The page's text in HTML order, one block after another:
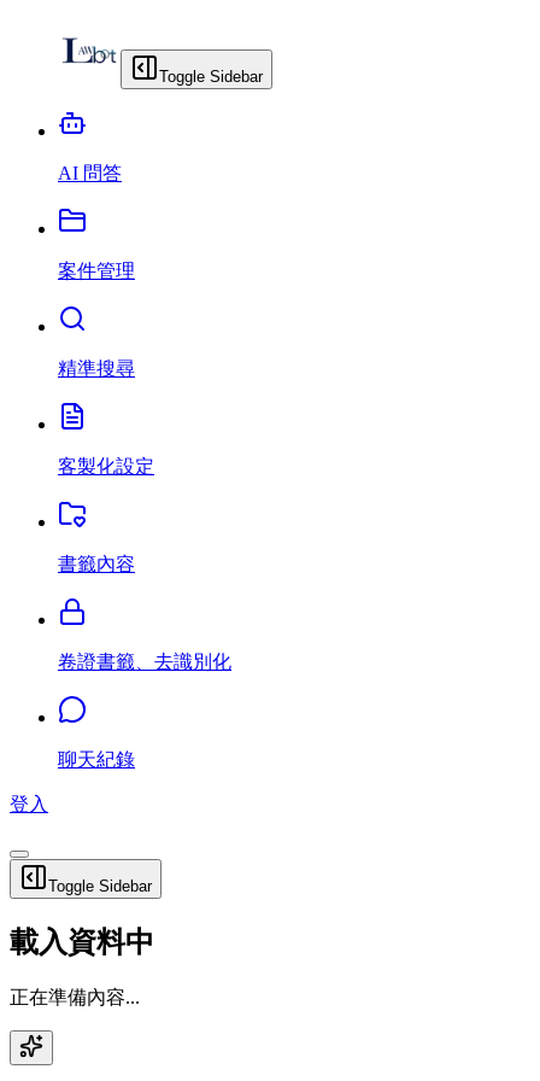
Toggle Sidebar
AI 問答
案件管理
精準搜尋
客製化設定
書籤內容
卷證書籤、去識別化
聊天紀錄
登入
Toggle Sidebar
載入資料中
正在準備內容...